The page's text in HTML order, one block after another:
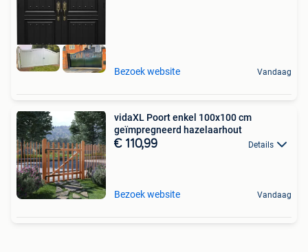
Bezoek website Vandaag
vidaXL Poort enkel 100x100 cm
geïmpregneerd hazelaarhout
€ 110,99 Details
Bezoek website Vandaag